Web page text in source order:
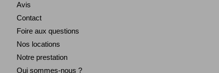
Avis
Contact
Foire aux questions
Nos locations
Notre prestation
Qui sommes-nous ?